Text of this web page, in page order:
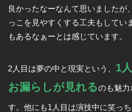
良かったなーなんて思いましたが
っこを見やすくする工夫もしてい
もあるなぁーとは感じています。
2人目は夢の中と現実という、 1
お漏らしが見れるのも魅力
す。他にも1人目は演技中に笑っち